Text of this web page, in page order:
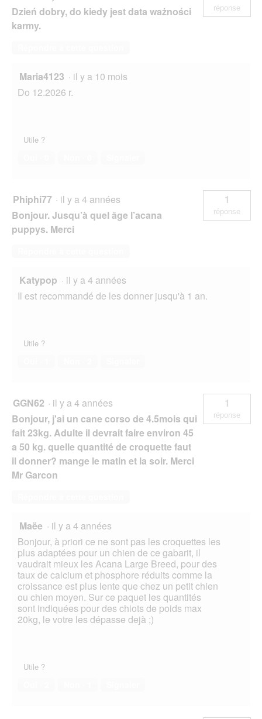
Dzień dobry, do kiedy jest data ważności
karmy.
réponse
Maria4123 · il y a 10 mois
Do 12.2026 r.
Utile ?
Phiphi77 · il y a 4 années
Bonjour. Jusqu’à quel âge l’acana
puppys. Merci
1
réponse
Katypop · il y a 4 années
Il est recommandé de les donner jusqu'à 1 an.
Utile ?
GGN62 · il y a 4 années
Bonjour, j'ai un cane corso de 4.5mois qui
fait 23kg. Adulte il devrait faire environ 45
a 50 kg. quelle quantité de croquette faut
il donner? mange le matin et la soir. Merci
Mr Garcon
1
réponse
Maëe · il y a 4 années
Bonjour, à priori ce ne sont pas les croquettes les
plus adaptées pour un chien de ce gabarit, il
vaudrait mieux les Acana Large Breed, pour des
taux de calcium et phosphore réduits comme la
croissance est plus lente que chez un petit chien
ou chien moyen. Sur ce paquet les quantités
sont indiquées pour des chiots de poids max
20kg, le votre les dépasse dejà ;)
Utile ?